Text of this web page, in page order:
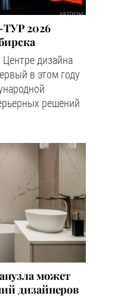
2026
Центре дизайна
в этом году
решений
может
дизайнеров